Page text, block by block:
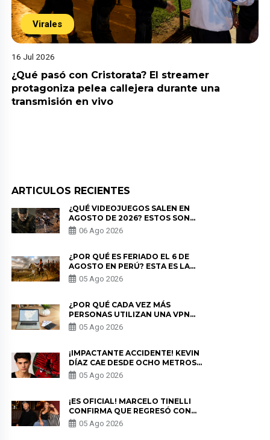
Virales
16 Jul 2026
¿Qué pasó con Cristorata? El streamer
protagoniza pelea callejera durante una
transmisión en vivo
ARTICULOS RECIENTES
¿QUÉ VIDEOJUEGOS SALEN EN
AGOSTO DE 2026? ESTOS SON
LOS ESTRENOS MÁS ESPERADOS
06 Ago 2026
¿POR QUÉ ES FERIADO EL 6 DE
AGOSTO EN PERÚ? ESTA ES LA
HISTORIA
05 Ago 2026
¿POR QUÉ CADA VEZ MÁS
PERSONAS UTILIZAN UNA VPN
PARA PROTEGER SU
PRIVACIDAD?
05 Ago 2026
¡IMPACTANTE ACCIDENTE! KEVIN
DÍAZ CAE DESDE OCHO METROS
EN “ESTO ES GUERRA” Y GENERA
PREOCUPACIÓN
05 Ago 2026
¡ES OFICIAL! MARCELO TINELLI
CONFIRMA QUE REGRESÓ CON
MILETT FIGUEROA: “EL AMOR
PUDO MÁS”
05 Ago 2026